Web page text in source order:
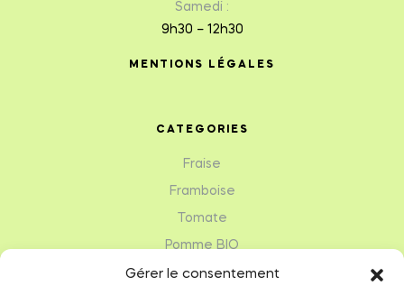
Gérer le consentement
Samedi :
9h30 – 12h30
MENTIONS LÉGALES
CATEGORIES
Fraise
Framboise
Tomate
Pomme BIO
Légumes de saison